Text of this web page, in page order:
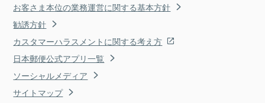
お客さま本位の業務運営に関する基本方針
勧誘方針
カスタマーハラスメントに関する考え方
日本郵便公式アプリ一覧
ソーシャルメディア
サイトマップ